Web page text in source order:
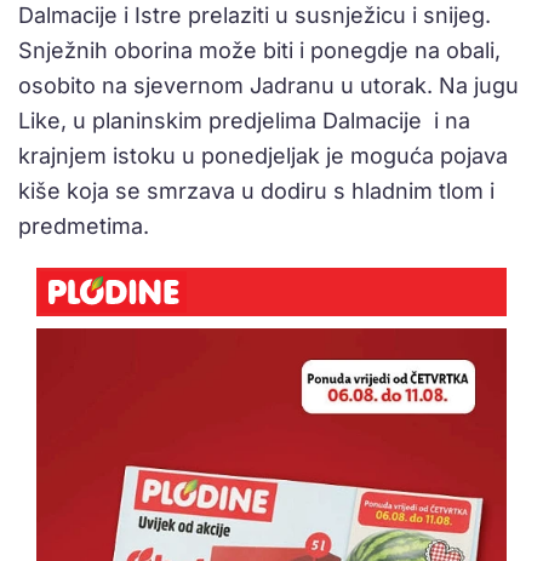
Dalmacije i Istre prelaziti u susnježicu i snijeg.
Snježnih oborina može biti i ponegdje na obali,
osobito na sjevernom Jadranu u utorak. Na jugu
Like, u planinskim predjelima Dalmacije i na
krajnjem istoku u ponedjeljak je moguća pojava
kiše koja se smrzava u dodiru s hladnim tlom i
predmetima.